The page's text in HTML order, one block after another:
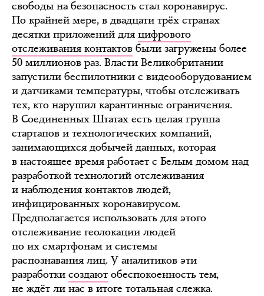
свободы на безопасность стал коронавирус.
По крайней мере, в двадцати трёх странах
десятки приложений для цифрового
отслеживания контактов были загружены более
50 миллионов раз. Власти Великобритании
запустили беспилотники с видеооборудованием
и датчиками температуры, чтобы отслеживать
тех, кто нарушил карантинные ограничения.
В Соединенных Штатах есть целая группа
стартапов и технологических компаний,
занимающихся добычей данных, которая
в настоящее время работает с Белым домом над
разработкой технологий отслеживания
и наблюдения контактов людей,
инфицированных коронавирусом.
Предполагается использовать для этого
отслеживание геолокации людей
по их смартфонам и системы
распознавания лиц. У аналитиков эти
разработки создаютобеспокоенность тем,
не ждёт ли нас в итоге тотальная слежка.